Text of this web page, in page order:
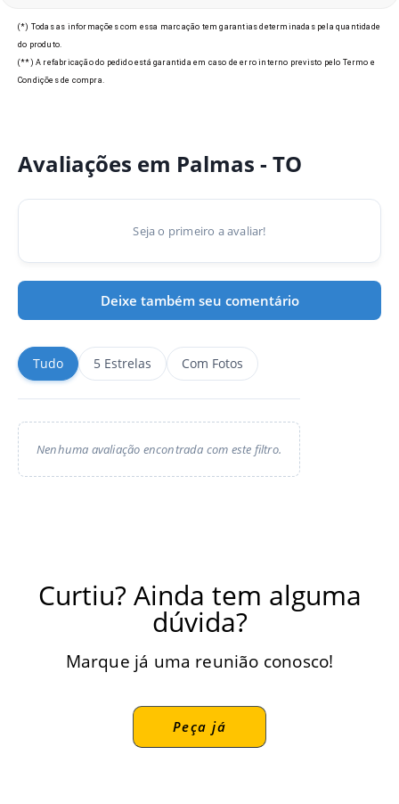
(*) Todas as informações com essa marcação tem garantias determinadas pela quantidade
do produto.
(**) A refabricação do pedido está garantida em caso de erro interno previsto pelo Termo e
Condições de compra.
Avaliações em Palmas - TO
Seja o primeiro a avaliar!
Deixe também seu comentário
Tudo 5 Estrelas Com Fotos
Nenhuma avaliação encontrada com este filtro.
Curtiu? Ainda tem alguma
dúvida?
Marque já uma reunião conosco!
Peça já